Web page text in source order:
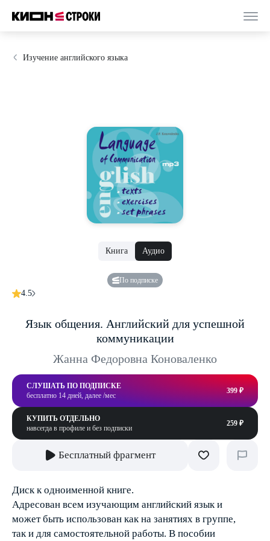
Изучение английского языка
Книга Аудио
По подписке
4.5
Язык общения. Английский для успешной
коммуникации
Жанна Федоровна Коноваленко
СЛУШАТЬ ПО ПОДПИСКЕ
бесплатно 14 дней, далее /мес
399 ₽
КУПИТЬ ОТДЕЛЬНО
навсегда в профиле и без подписки
259 ₽
Бесплатный фрагмент
Диск к одноименной книге.
Адресован всем изучающим английский язык и
может быть использован как на занятиях в группе,
так и для самостоятельной работы. В пособии